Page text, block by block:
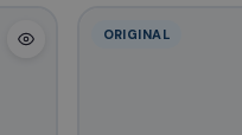
ORIGINAL